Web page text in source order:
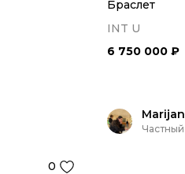
Браслет
INT U
6 750 000 ₽
0